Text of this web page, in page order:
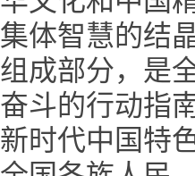
集体智慧的结
组成部分，是
奋斗的行动指
新时代中国特